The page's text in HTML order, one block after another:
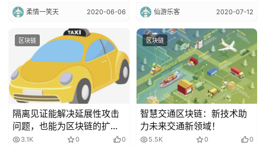
柔情一笑天 2020-06-06 仙游乐客 2020-07-12
区块链
隔离见证能解决延展性攻击
问题，也能为区块链的扩容
提出了解决办法！
3.1K 0 0
区块链
智慧交通区块链：新技术助
力未来交通新领域！
5.5K 0 0